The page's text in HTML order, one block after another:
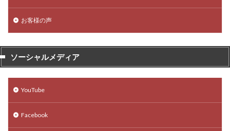
お客様の声
ソーシャルメディア
YouTube
Facebook